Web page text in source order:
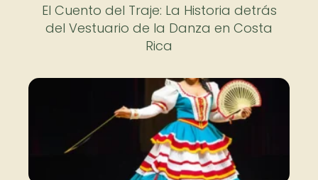
El Cuento del Traje: La Historia detrás
del Vestuario de la Danza en Costa
Rica